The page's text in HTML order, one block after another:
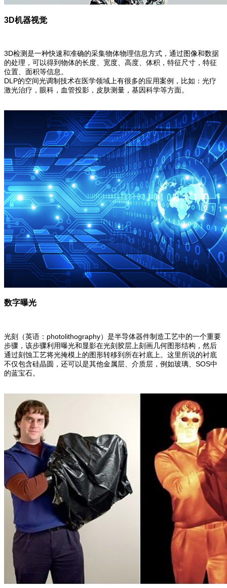
3D机器视觉
3D检测是一种快速和准确的采集物体物理信息方式，通过图像和数据
的处理，可以得到物体的长度、宽度、高度、体积，特征尺寸，特征
位置、面积等信息。
DLP的空间光调制技术在医学领域上有很多的应用案例，比如：光疗
激光治疗，眼科，血管投影，皮肤测量，基因科学等方面。
数字曝光
光刻（英语：photolithography）是半导体器件制造工艺中的一个重要
步骤，该步骤利用曝光和显影在光刻胶层上刻画几何图形结构，然后
通过刻蚀工艺将光掩模上的图形转移到所在衬底上。这里所说的衬底
不仅包含硅晶圆，还可以是其他金属层、介质层，例如玻璃、SOS中
的蓝宝石。